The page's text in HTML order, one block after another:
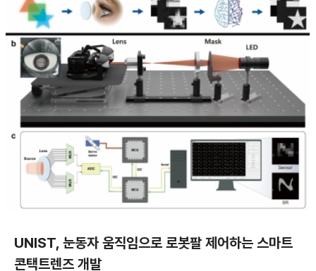
UNIST, 눈동자 움직임으로 로봇팔 제어하는 스마트
콘택트렌즈 개발